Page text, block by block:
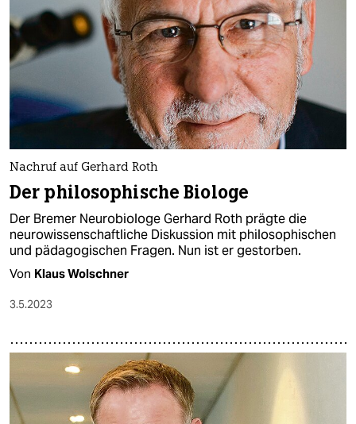
Nachruf auf Gerhard Roth
Der philosophische Biologe
Der Bremer Neurobiologe Gerhard Roth prägte die
neurowissenschaftliche Diskussion mit philosophischen
und pädagogischen Fragen. Nun ist er gestorben.
Von Klaus Wolschner
3.5.2023